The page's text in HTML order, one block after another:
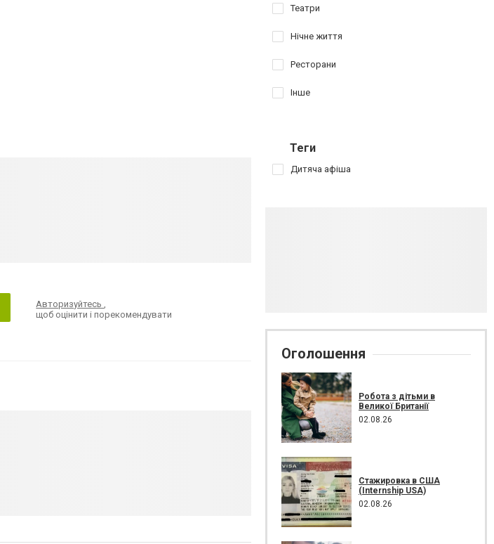
Авторизуйтесь,
щоб оцінити і порекомендувати
Театри
Нічне життя
Ресторани
Інше
Теги
Дитяча афіша
Оголошення
Робота з дітьми в
Великої Британії
02.08.26
Стажировка в США
(Internship USA)
02.08.26